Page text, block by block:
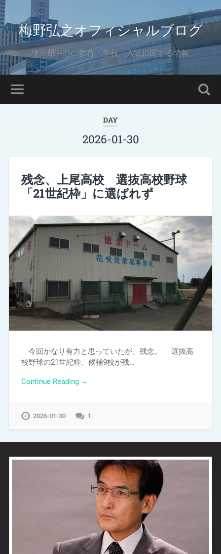
梅野弘之オフィシャルブログ
埼玉県中心の教育・学校・入試に関する情報
DAY
2026-01-30
残念、上尾高校 選抜高校野球
「21世紀枠」に選ばれず
今回かなり有力と思っていたが、残念。 選抜高
校野球の21世紀枠。候補9校が残…
Continue Reading →
2026-01-30 1